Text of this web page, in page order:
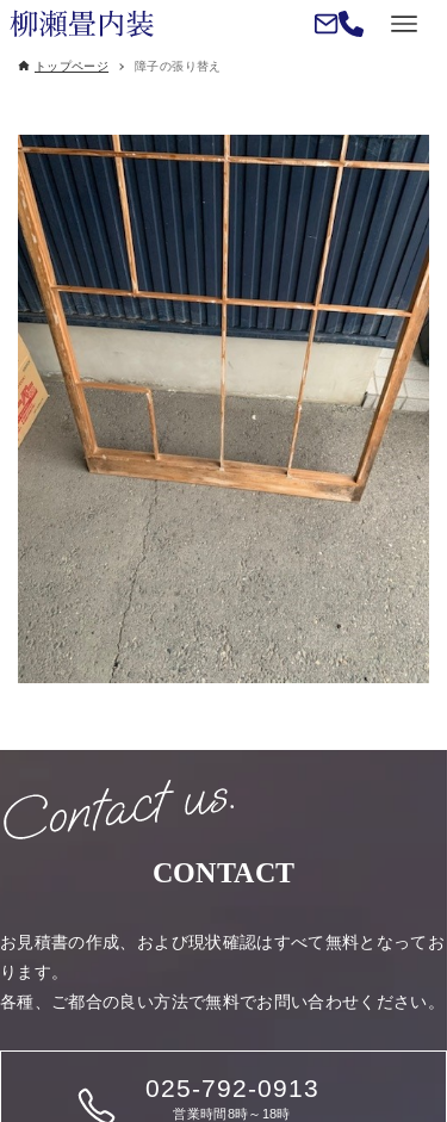
トップページ 障子の張り替え
CONTACT
お見積書の作成、および現状確認はすべて無料となってお
ります。
各種、ご都合の良い方法で無料でお問い合わせください。
025-792-0913
営業時間8時～18時